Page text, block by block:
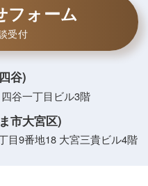
フォーム
受付
谷)
谷一丁目ビル3階
市大宮区)
目9番地18 大宮三貴ビル4階